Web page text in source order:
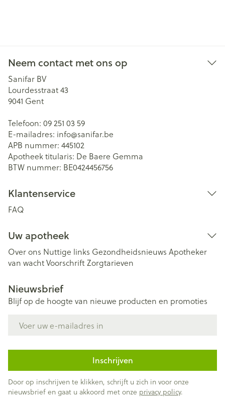
Neem contact met ons op
Sanifar BV
Lourdesstraat 43
9041 Gent
Telefoon: 09 251 03 59
E-mailadres: info@sanifar.be
APB nummer: 445102
Apotheek titularis: De Baere Gemma
BTW nummer: BE0424456756
Klantenservice
FAQ
Uw apotheek
Over ons Nuttige links Gezondheidsnieuws Apotheker
van wachtVoorschriftZorgtarieven
Nieuwsbrief
Blijf op de hoogte van nieuwe producten en promoties
Inschrijven
Door op inschrijven te klikken, schrijft u zich in voor onze
nieuwsbrief en gaat u akkoord met onze privacy policy.